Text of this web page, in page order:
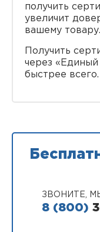
получить
увеличит
вашему товару.
Получить
через
быстрее всего.
ЗВОНИТЕ,
8 (800)